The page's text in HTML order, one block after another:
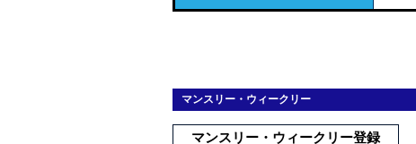
マンスリー・ウィークリー
マンスリー・ウィークリー登録